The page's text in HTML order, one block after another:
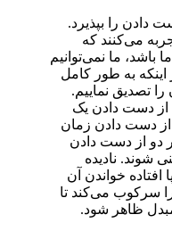
دادن را بپذیرد.
می‌کنند که
ما نمی‌توانیم
به طور کامل
تصدیق نماییم.
دست دادن یک
مقایسه با از دست دادن زمان
دو از دست دادن
شوند. نادیده
خواندن آن
سرکوب می‌کند تا
ظاهر شود.